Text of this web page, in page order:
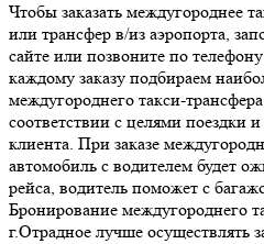
Чтобы заказать междугороднее
или трансфер в/из аэропорта,
сайте или позвоните по
каждому заказу подбираем
междугороднего такси-
соответствии с целями поездки
клиента. При заказе
автомобиль с водителем будет
рейса, водитель поможет с
Бронирование междугороднего
г.Отрадное лучше осуществлять